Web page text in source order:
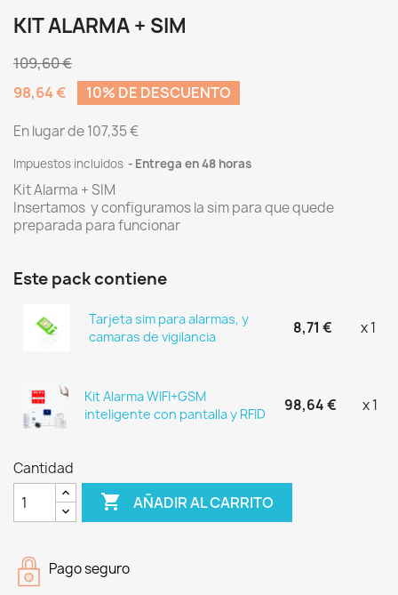
KIT ALARMA + SIM
109,60 €
98,64 €
10% DE DESCUENTO
En lugar de 107,35 €
Impuestos incluidos Entrega en 48 horas
Kit Alarma + SIM
Insertamos y configuramos la sim para que quede
preparada para funcionar
Este pack contiene
Tarjeta sim para alarmas, y
camaras de vigilancia
8,71 € x 1
Kit Alarma WIFI+GSM
inteligente con pantalla y RFID
98,64 € x 1
Cantidad
 AÑADIR AL CARRITO
Pago seguro